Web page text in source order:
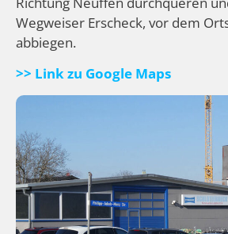
Wegweiser Erscheck, vor dem
abbiegen.
>> Link zu Google Maps